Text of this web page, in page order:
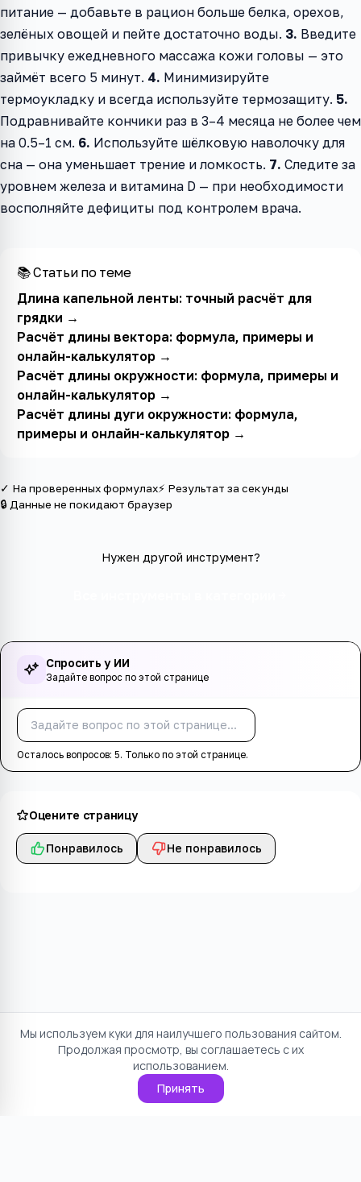
питание — добавьте в рацион больше белка, орехов,
зелёных овощей и пейте достаточно воды. 3. Введите
привычку ежедневного массажа кожи головы — это
займёт всего 5 минут. 4. Минимизируйте
термоукладку и всегда используйте термозащиту. 5.
Подравнивайте кончики раз в 3–4 месяца не более чем
на 0.5–1 см. 6. Используйте шёлковую наволочку для
сна — она уменьшает трение и ломкость. 7. Следите за
уровнем железа и витамина D — при необходимости
восполняйте дефициты под контролем врача.
📚 Статьи по теме
Длина капельной ленты: точный расчёт для
грядки →
Расчёт длины вектора: формула, примеры и
онлайн-калькулятор→
Расчёт длины окружности: формула, примеры и
онлайн-калькулятор→
Расчёт длины дуги окружности: формула,
примеры и онлайн-калькулятор→
✓ На проверенных формулах⚡ Результат за секунды
🔒 Данные не покидают браузер
Нужен другой инструмент?
Спросить у ИИ
Задайте вопрос по этой странице
Осталось вопросов: 5. Только по этой странице.
Оцените страницу
Понравилось Не понравилось
Мы используем куки для наилучшего пользования сайтом.
Продолжая просмотр, вы соглашаетесь с их
использованием.
Принять